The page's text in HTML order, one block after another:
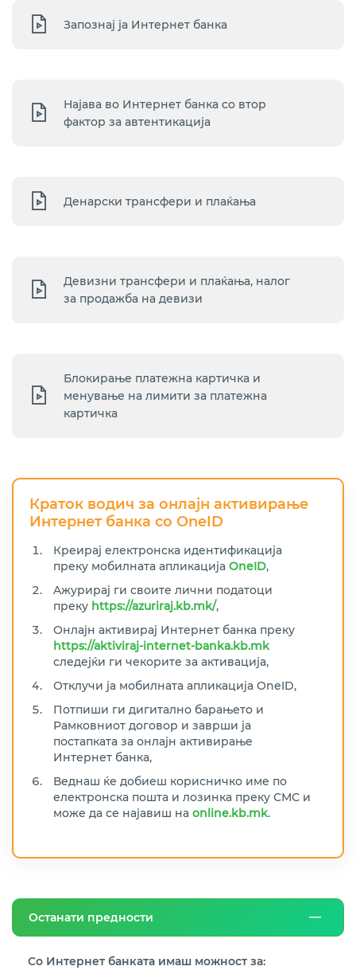
Запознај ја Интернет банка
Најава во Интернет банка со втор
фактор за автентикација
Денарски трансфери и плаќања
Девизни трансфери и плаќања, налог
за продажба на девизи
Блокирање платежна картичка и
менување на лимити за платежна
картичка
Краток водич за онлајн активирање
Интернет банка со OneID
Креирај електронскa идентификација
преку мобилната апликација OneID,
Aжурирај ги своите лични податоци
преку https://azuriraj.kb.mk/,
Онлајн активирај Интернет банка преку
https://aktiviraj-internet-banka.kb.mk
следејќи ги чекорите за активација,
Отклучи ја мобилната апликација OneID,
Потпиши ги дигитално барањето и
Рамковниот договор и заврши ја
постапката за онлајн активирање
Интернет банка,
Веднаш ќе добиеш корисничко име по
електронска пошта и лозинка преку СМС и
може да се најавиш на online.kb.mk.
Останати предности
Со Интернет банката имаш можност за: